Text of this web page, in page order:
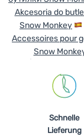
Klettern
Ultraleichte
Ausrüstung
Akcesoria do
Snow Monkey
Accessoires pour
Snow
Schnelle
Lieferung